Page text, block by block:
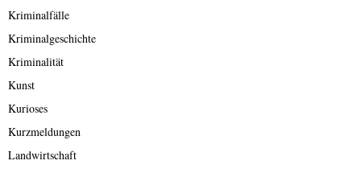
Kriminalfälle
Kriminalgeschichte
Kriminalität
Kunst
Kurioses
Kurzmeldungen
Landwirtschaft